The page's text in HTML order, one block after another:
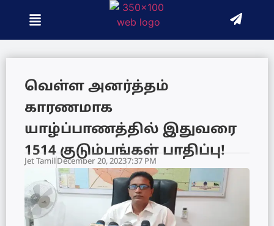
வெள்ள அனர்த்தம்
காரணமாக
யாழ்ப்பாணத்தில் இதுவரை
1514 குடும்பங்கள் பாதிப்பு!
Jet TamilDecember 20, 20237:37 PM